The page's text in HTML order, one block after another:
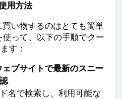
用方法
買い物するのはとても簡単
使って、以下の手順でクー
す：
ェブサイトで最新のスニー
名で検索し、利用可能な